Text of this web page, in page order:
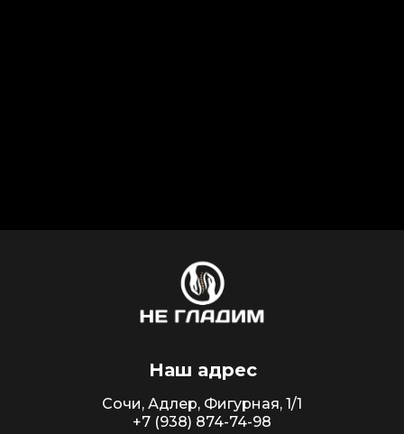
Сочи, Адлер, Фигурная, 1/1
+7 (938) 874-74-98
Наш адрес